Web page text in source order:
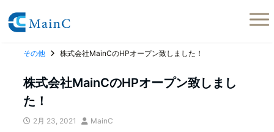
その他 株式会社MainCのHPオープン致しました！
株式会社MainCのHPオープン致しまし
た！
2月 23, 2021 MainC